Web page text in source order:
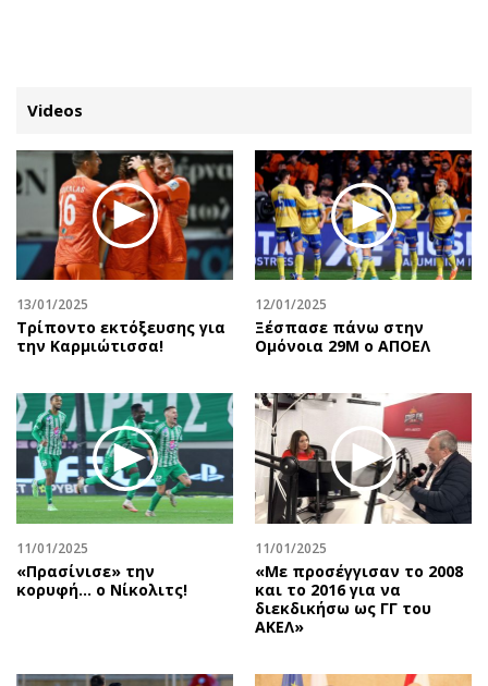
ΚΑΤΗΓΟΡΙΕΣ ΣΥΝΔΕΣΗ
Κύπρος
Παιδεία
Υγεία
Πολιτική
Βουλευτικές 2026
Προεδρικές 2023
Δημοσκοπήσεις
Διπλωματία
Αθλητισμός
Κύπρος
Ελλάδα
Διεθνή
Απόψεις
Αρθρογραφία
The Hill
Υγεία
Αγγελίες
Πωλούνται
Ζητούν εργασία
Θέσεις εργασίας
Geek
Νέα
Κινητά-tablets
Social
Αυτοκίνηση
Videos
13/01/2025
Τρίποντο εκτόξευσης για
την Καρμιώτισσα!
12/01/2025
Ξέσπασε πάνω στην
Ομόνοια 29Μ ο ΑΠΟΕΛ
11/01/2025
«Πρασίνισε» την
κορυφή… ο Νίκολιτς!
11/01/2025
«Με προσέγγισαν το 2008
και το 2016 για να
διεκδικήσω ως ΓΓ του
ΑΚΕΛ»